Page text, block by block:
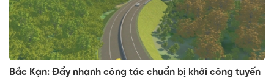
Bắc Kạn: Đẩy nhanh công tác chuẩn bị khởi công tuyến